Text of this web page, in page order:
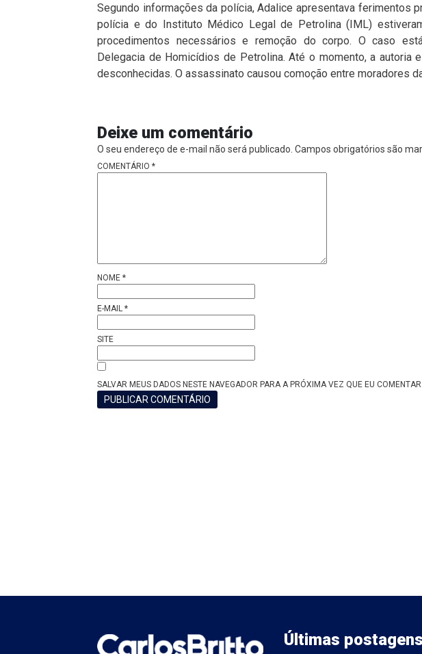
Segundo informações da polícia, Adalice apresentava ferimentos
polícia e do Instituto Médico Legal de Petrolina(IML)
procedimentos necessários e remoção do corpo. O caso
Delegacia de Homicídios de Petrolina. Até o momento, a autoria
desconhecidas. O assassinato causou comoção entre moradores
Deixe um comentário
O seu endereço de e-mail não será publicado. Campos obrigatórios são
COMENTÁRIO *
NOME *
E-MAIL *
SITE
SALVAR MEUS DADOS NESTE NAVEGADOR PARA A PRÓXIMA VEZ QUE EU COMENTAR.
Últimas postagens